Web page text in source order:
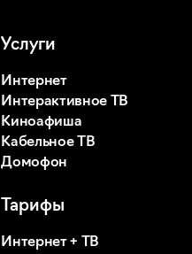
Услуги
Интернет
Интерактивное ТВ
Киноафиша
Кабельное ТВ
Домофон
Тарифы
Интернет + ТВ